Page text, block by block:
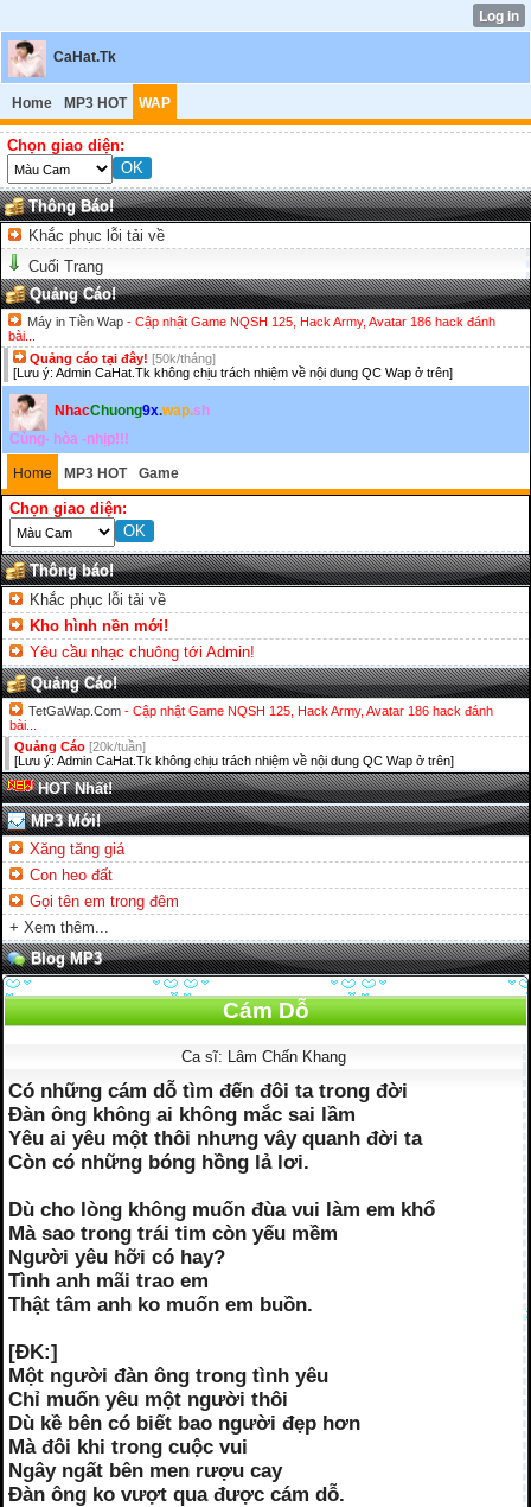
CaHat.Tk
Home MP3 HOT WAP
Chọn giao diện:
Thông Báo!
Khắc phục lỗi tải về
Cuối Trang
Quảng Cáo!
Máy in Tiền Wap - Cập nhật Game NQSH 125, Hack Army, Avatar 186 hack đánh
bài...
Quảng cáo tại đây! [50k/tháng]
[Lưu ý: Admin CaHat.Tk không chịu trách nhiệm về nội dung QC Wap ở trên]
NhacChuong9x.wap.sh
Cùng- hòa -nhịp!!!
Home MP3 HOT Game
Chọn giao diện:
Thông báo!
Khắc phục lỗi tải về
Kho hình nền mới!
Yêu cầu nhạc chuông tới Admin!
Quảng Cáo!
TetGaWap.Com - Cập nhật Game NQSH 125, Hack Army, Avatar 186 hack đánh
bài...
Quảng Cáo [20k/tuần]
[Lưu ý: Admin CaHat.Tk không chịu trách nhiệm về nội dung QC Wap ở trên]
HOT Nhất!
MP3 Mới!
Xăng tăng giá
Con heo đất
Gọi tên em trong đêm
+ Xem thêm...
Blog MP3
Cám Dỗ
Ca sĩ: Lâm Chấn Khang
Có những cám dỗ tìm đến đôi ta trong đời
Đàn ông không ai không mắc sai lầm
Yêu ai yêu một thôi nhưng vây quanh đời ta
Còn có những bóng hồng lả lơi.
Dù cho lòng không muốn đùa vui làm em khổ
Mà sao trong trái tim còn yếu mềm
Người yêu hỡi có hay?
Tình anh mãi trao em
Thật tâm anh ko muốn em buồn.
[ĐK:]
Một người đàn ông trong tình yêu
Chỉ muốn yêu một người thôi
Dù kề bên có biết bao người đẹp hơn
Mà đôi khi trong cuộc vui
Ngây ngất bên men rượu cay
Đàn ông ko vượt qua được cám dỗ.